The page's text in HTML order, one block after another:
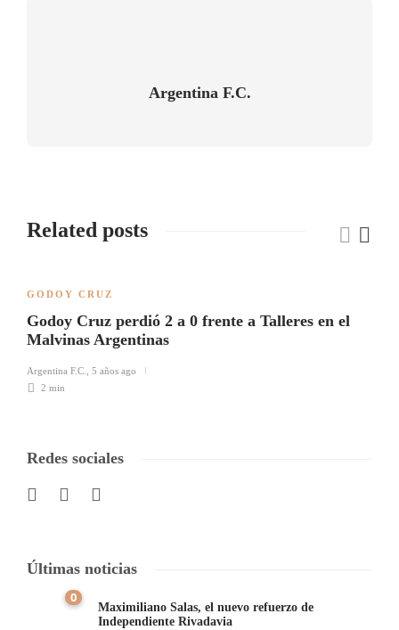
Argentina F.C.
Related posts
GODOY CRUZ
Godoy Cruz perdió 2 a 0 frente a Talleres en el
Malvinas Argentinas
Argentina F.C.
5 años ago
2 min
Redes sociales
Últimas noticias
0
Maximiliano Salas, el nuevo refuerzo de
Independiente Rivadavia